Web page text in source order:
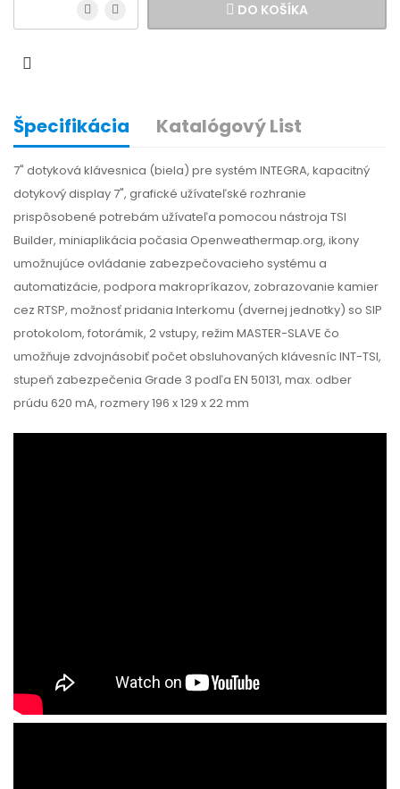
DO KOŠÍKA
Špecifikácia Katalógový List
7" dotyková klávesnica (biela) pre systém INTEGRA, kapacitný
dotykový display 7", grafické užívateľské rozhranie
prispôsobené potrebám užívateľa pomocou nástroja TSI
Builder, miniaplikácia počasia Openweathermap.org, ikony
umožnujúce ovládanie zabezpečovacieho systému a
automatizácie, podpora makropríkazov, zobrazovanie kamier
cez RTSP, možnosť pridania Interkomu (dvernej jednotky) so SIP
protokolom, fotorámik, 2 vstupy, režim MASTER-SLAVE čo
umožňuje zdvojnásobiť počet obsluhovaných klávesníc INT-TSI,
stupeň zabezpečenia Grade 3 podľa EN 50131, max. odber
prúdu 620 mA, rozmery 196 x 129 x 22 mm